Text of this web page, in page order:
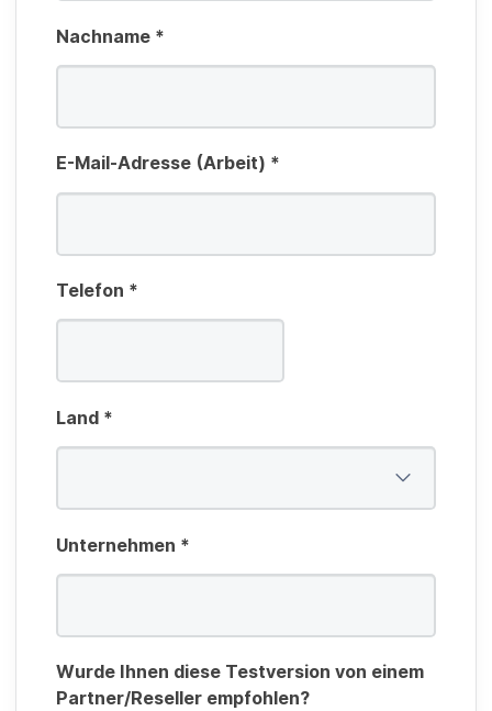
Nachname *
E-Mail-Adresse (Arbeit) *
Telefon *
Land *
Unternehmen *
Wurde Ihnen diese Testversion von einem
Partner/Reseller empfohlen?